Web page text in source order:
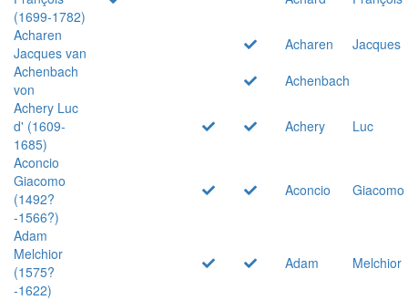
(1699-1782)
Acharen
Jacques van
Acharen
Jacques
Achenbach
von
Achenbach
Achery Luc
d' (1609-
1685)
Achery
Luc
Aconcio
Giacomo
(1492?
-1566?)
Aconcio Giacomo
Adam
Melchior
(1575?
-1622)
Adam Melchior